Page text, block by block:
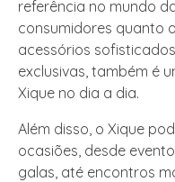
referência no mundo
consumidores quanto
acessórios
exclusivas, também é
Xique no dia a dia.
Além disso, o Xique
ocasiões, desde
galas, até encontros